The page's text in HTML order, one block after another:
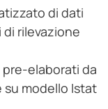
di dati
rilevazione
elaborati da
modello Istat